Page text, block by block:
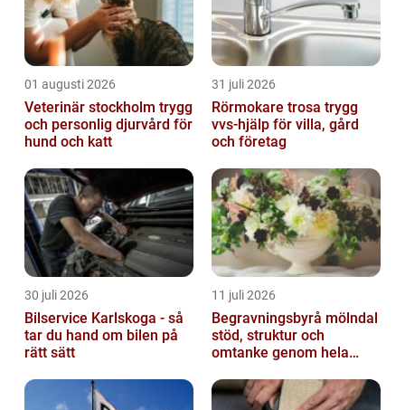
01 augusti 2026
Veterinär stockholm trygg
och personlig djurvård för
hund och katt
31 juli 2026
Rörmokare trosa trygg
vvs-hjälp för villa, gård
och företag
30 juli 2026
Bilservice Karlskoga - så
tar du hand om bilen på
rätt sätt
11 juli 2026
Begravningsbyrå mölndal
stöd, struktur och
omtanke genom hela